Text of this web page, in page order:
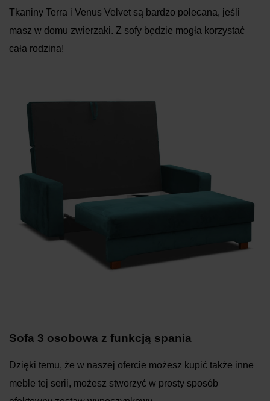
Tkaniny Terra i Venus Velvet są bardzo polecana, jeśli
masz w domu zwierzaki. Z sofy będzie mogła korzystać
cała rodzina!
Sofa 3 osobowa z funkcją spania
Dzięki temu, że w naszej ofercie możesz kupić także inne
meble tej serii, możesz stworzyć w prosty sposób